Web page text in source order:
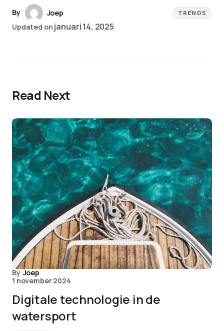
By
Joep
Updated on januari 14, 2025
TRENDS
Read Next
By Joep
1 november 2024
Digitale technologie in de
watersport